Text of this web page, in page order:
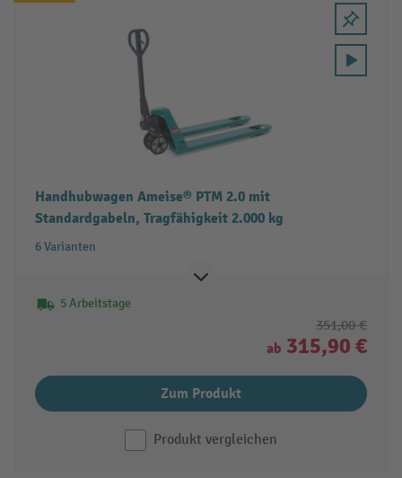
Handhubwagen Ameise® PTM 2.0 mit
Standardgabeln, Tragfähigkeit 2.000 kg
6 Varianten
5 Arbeitstage
351,00 €
ab 315,90 €
Zum Produkt
Produkt vergleichen